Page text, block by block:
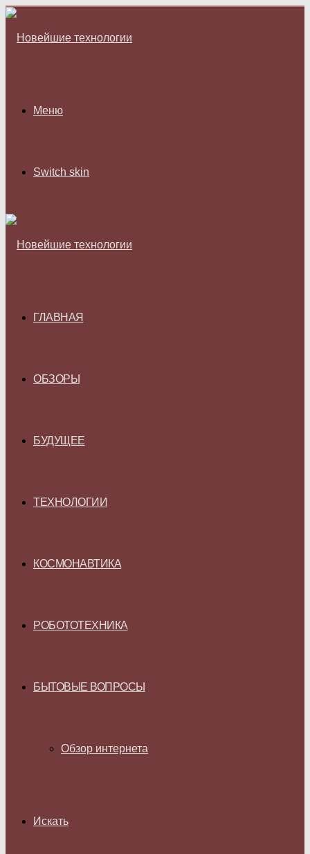
Меню
Switch skin
ГЛАВНАЯ
ОБЗОРЫ
БУДУЩЕЕ
ТЕХНОЛОГИИ
КОСМОНАВТИКА
РОБОТОТЕХНИКА
БЫТОВЫЕ ВОПРОСЫ
Обзор интернета
Искать